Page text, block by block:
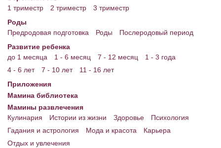
1 триместр
2 триместр
3 триместр
Роды
Предродовая подготовка
Роды
Послеродовый период
Развитие ребенка
до 1 месяца
1 - 6 месяц 7 - 12 месяц
1 - 3 года
4 - 6 лет
7 - 10 лет
11 - 16 лет
Приложения
Мамина библиотека
Мамины развлечения
Кулинария
Истории из жизни Здоровье
Психология
Гадания и астрология
Мода и красота
Карьера
Отдых и увлечения